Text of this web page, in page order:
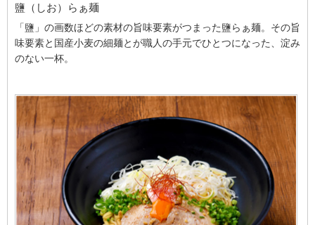
鹽（しお）らぁ麺
「鹽」の画数ほどの素材の旨味要素がつまった鹽らぁ麺。その旨
味要素と国産小麦の細麺とが職人の手元でひとつになった、淀み
のない一杯。